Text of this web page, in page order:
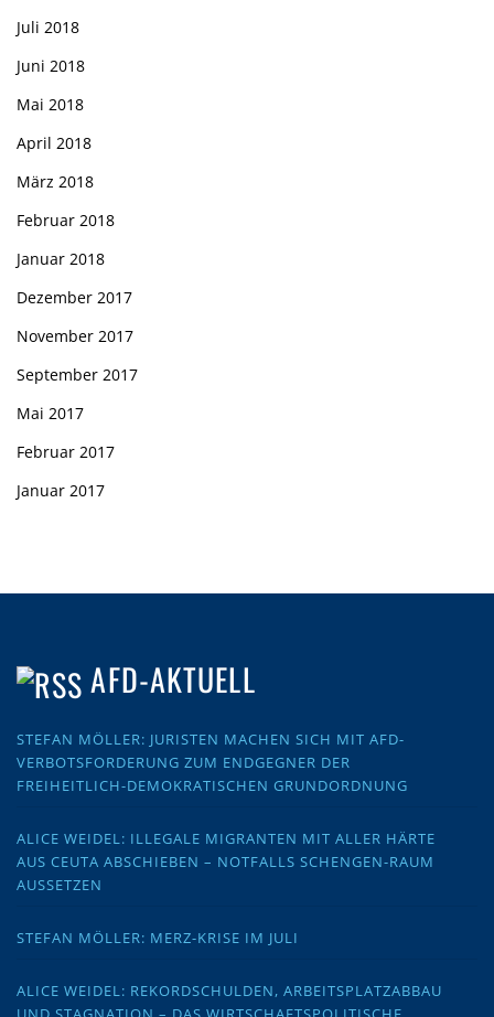
Juli 2018
Juni 2018
Mai 2018
April 2018
März 2018
Februar 2018
Januar 2018
Dezember 2017
November 2017
September 2017
Mai 2017
Februar 2017
Januar 2017
AFD-AKTUELL
STEFAN MÖLLER: JURISTEN MACHEN SICH MIT AFD-
VERBOTSFORDERUNG ZUM ENDGEGNER DER
FREIHEITLICH-DEMOKRATISCHEN GRUNDORDNUNG
ALICE WEIDEL: ILLEGALE MIGRANTEN MIT ALLER HÄRTE
AUS CEUTA ABSCHIEBEN – NOTFALLS SCHENGEN-RAUM
AUSSETZEN
STEFAN MÖLLER: MERZ-KRISE IM JULI
ALICE WEIDEL: REKORDSCHULDEN, ARBEITSPLATZABBAU